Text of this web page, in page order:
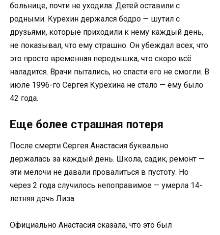
больнице, почти не уходила. Детей оставили с
родными. Курехин держался бодро — шутил с
друзьями, которые приходили к нему каждый день,
не показывал, что ему страшно. Он убеждал всех, что
это просто временная передышка, что скоро всё
наладится. Врачи пытались, но спасти его не смогли. В
июле 1996-го Сергея Курехина не стало — ему было
42 года.
Еще более страшная потеря
После смерти Сергея Анастасия буквально
держалась за каждый день. Школа, садик, ремонт —
эти мелочи не давали провалиться в пустоту. Но
через 2 года случилось непоправимое — умерла 14-
летняя дочь Лиза.
Официально Анастасия сказала, что это был